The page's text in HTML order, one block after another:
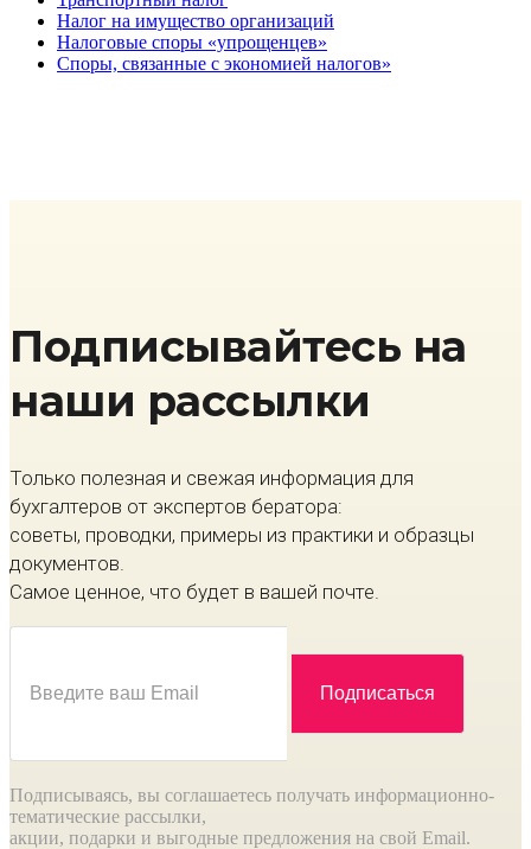
Налог на имущество организаций
Налоговые споры «упрощенцев»
Споры, связанные с экономией налогов»
Подписывайтесь на
наши рассылки
Только полезная и свежая информация для
бухгалтеров от экспертов бератора:
советы, проводки, примеры из практики и образцы
документов.
Самое ценное, что будет в вашей почте.
Подписываясь, вы соглашаетесь получать информационно-
тематические рассылки,
акции, подарки и выгодные предложения на свой Email.